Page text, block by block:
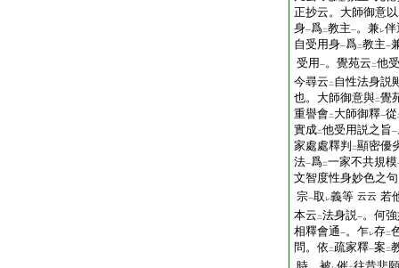
正抄云。大師御意以
身一爲二教主一。兼レ伴
自受用身一爲二教主一
受用 一。覺苑云 二他
今尋云 二 自性法身説
也。大師御意與二覺
重譽會二 大師御釋一從
實成二他受用説之旨一
家處處釋判
二顯密優
法一爲二一家不共規模
文智度性身妙色之
宗一取 レ義等 云云 若
本云 二法身説一。何
相釋會通一。乍レ存二
問。依 二疏家釋一案二